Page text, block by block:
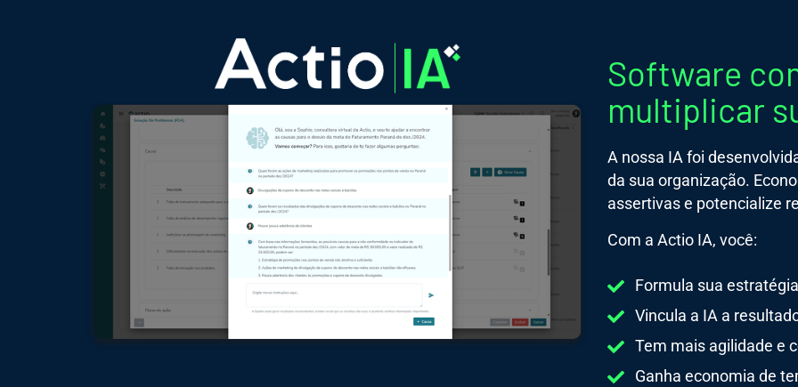
Software
multiplicar
A nossa IA foi
da sua organização.
assertivas e potencialize
Com a Actio IA, você:
Formula sua
Vincula a IA a
Tem mais agilidade e
Ganha economia de